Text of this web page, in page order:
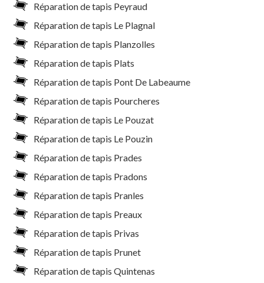
Réparation de tapis Peyraud
Réparation de tapis Le Plagnal
Réparation de tapis Planzolles
Réparation de tapis Plats
Réparation de tapis Pont De Labeaume
Réparation de tapis Pourcheres
Réparation de tapis Le Pouzat
Réparation de tapis Le Pouzin
Réparation de tapis Prades
Réparation de tapis Pradons
Réparation de tapis Pranles
Réparation de tapis Preaux
Réparation de tapis Privas
Réparation de tapis Prunet
Réparation de tapis Quintenas